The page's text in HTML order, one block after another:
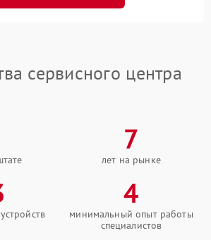
сервисного центра
7
лет на рынке
4
минимальный опыт работы
специалистов